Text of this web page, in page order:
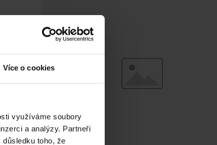
Více o cookies
využíváme soubory
a analýzy. Partneři
toho, že